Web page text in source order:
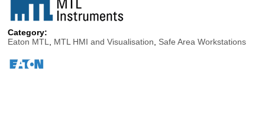
Category:
Eaton MTL
MTL HMI and Visualisation Safe Area Workstations